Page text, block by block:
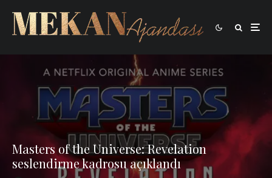
Masters of the Universe: Revelation
seslendirme kadrosu açıklandı